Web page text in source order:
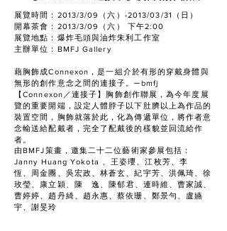
展覽時間：2013/3/09（六）-2013/03/31（日）
開幕茶會：2013/3/09（六） 下午2:00
展覽地點：爆炸毛頭與油炸朱利工作室
主辦單位：BMFJ Gallery
藉胸飾成Connexon，是一組介於有形的穿戴身體與
無形的創作意念之間的連接子。─bmfj
【Connexon／連接子】胸飾創作聯展，為今年度展
覽的重要開端，設定人體脖子以下肚臍以上為作品的
裝置空間，胸飾就落於此，化為傳遞單位，將作者意
念輸送給配戴者，完全了配戴後的樣貌並回流給作
者。
由BMFJ策畫，邀集二十二位藝術家參展包括：
Janny Huang Yokota 、王姿瓔、江枚芳、李
恆、周金團、吳宏政、林蒼玄、紀宇芳、洪佩琦、徐
玫瑩、康立穎、陳 逸、陳郁君、連時維、曹家誠、
曹婷婷、趙丹綺、趙永惠、蔡依珊、鄭景勻、盧嬿
宇、謝旻玲